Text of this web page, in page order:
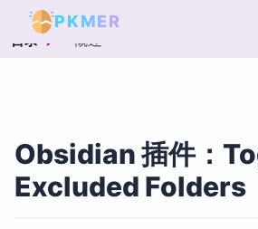
PKMER
目录 概述
Obsidian 插件：
Excluded Folders